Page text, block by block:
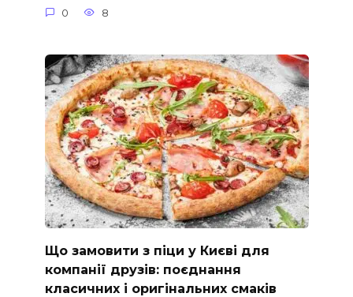
0 8
Що замовити з піци у Києві для
компанії друзів: поєднання
класичних і оригінальних смаків